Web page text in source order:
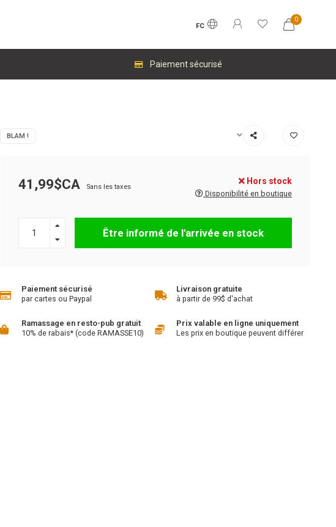
FC
0
Paiement sécurisé
BLAM !
41,99$CA Sans les taxes
Hors stock
Disponibilité en boutique
Être informé de l'arrivée en stock
Paiement sécurisé
par cartes ou Paypal
Livraison gratuite
à partir de 99$ d'achat
Ramassage en resto-pub gratuit
10% de rabais* (code RAMASSE10)
Prix valable en ligne uniquement
Les prix en boutique peuvent différer